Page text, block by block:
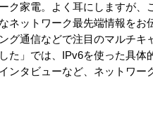
ク家電。よく耳にしますが
ネットワーク最先端情報を
グ通信などで注目のマルチキ
た」では、IPv6を使った具
ンタビューなど、ネットワー